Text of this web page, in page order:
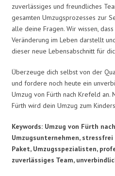
zuverlässiges und freundliches
gesamten Umzugsprozesses zur
alle deine Fragen. Wir wissen,
Veränderung im Leben darstellt
dieser neue Lebensabschnitt für
Überzeuge dich selbst von der
und fordere noch heute ein
Umzug von Fürth nach Krefeld an.
Fürth wird dein Umzug zum
Keywords: Umzug von Fürth
Umzugsunternehmen, stressfrei
Paket, Umzugsspezialisten,
zuverlässiges Team,